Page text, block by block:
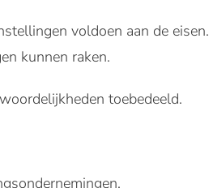
voldoen aan de eisen.
kunnen raken.
toebedeeld.